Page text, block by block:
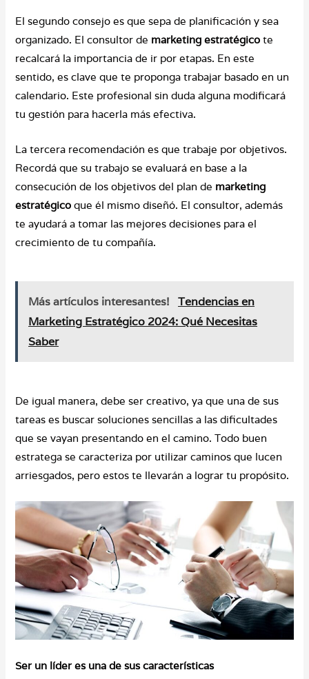
El segundo consejo es que sepa de planificación y sea
organizado. El consultor de marketing estratégico te
recalcará la importancia de ir por etapas. En este
sentido, es clave que te proponga trabajar basado en un
calendario. Este profesional sin duda alguna modificará
tu gestión para hacerla más efectiva.
La tercera recomendación es que trabaje por objetivos.
Recordá que su trabajo se evaluará en base a la
consecución de los objetivos del plan de marketing
estratégico que él mismo diseñó. El consultor, además
te ayudará a tomar las mejores decisiones para el
crecimiento de tu compañía.
Más artículos interesantes!
Tendencias en
Marketing Estratégico 2024: Qué Necesitas
Saber
De igual manera, debe ser creativo, ya que una de sus
tareas es buscar soluciones sencillas a las dificultades
que se vayan presentando en el camino. Todo buen
estratega se caracteriza por utilizar caminos que lucen
arriesgados, pero estos te llevarán a lograr tu propósito.
Ser un líder es una de sus características